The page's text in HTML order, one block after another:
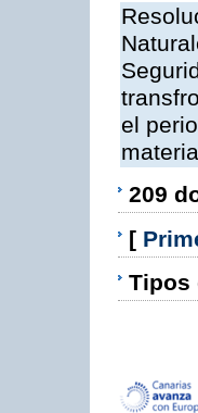
el
209
[
Tipos